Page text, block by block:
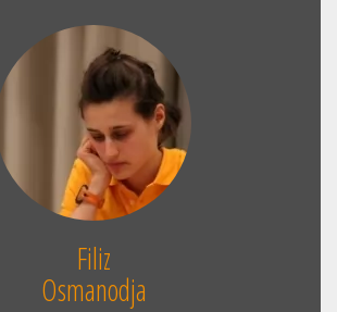
Filiz
Osmanodja